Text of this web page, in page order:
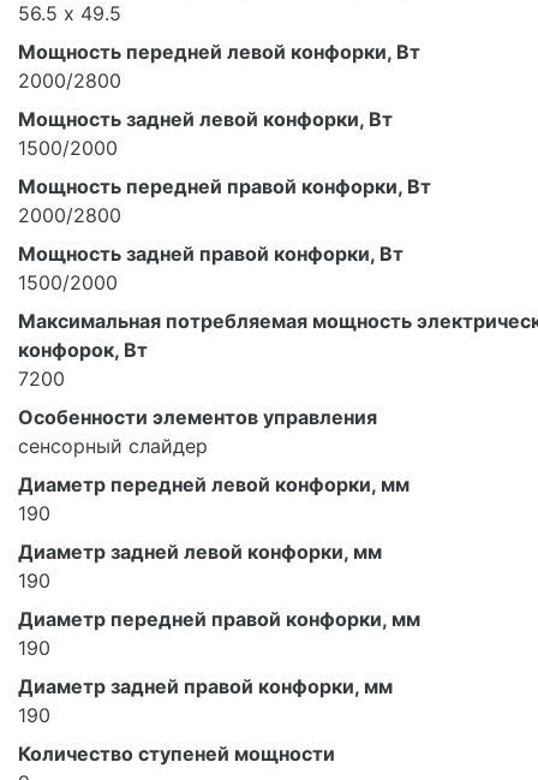
56.5 х 49.5
Мощность передней левой конфорки, Вт
2000/2800
Мощность задней левой конфорки, Вт
1500/2000
Мощность передней правой конфорки, Вт
2000/2800
Мощность задней правой конфорки, Вт
1500/2000
Максимальная потребляемая мощность
конфорок, Вт
7200
Особенности элементов управления
сенсорный слайдер
Диаметр передней левой конфорки, мм
190
Диаметр задней левой конфорки, мм
190
Диаметр передней правой конфорки, мм
190
Диаметр задней правой конфорки, мм
190
Количество ступеней мощности